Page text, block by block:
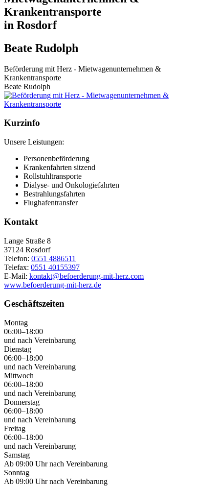
Krankentransporte
in Rosdorf
Beate Rudolph
Beförderung mit Herz - Mietwagenunternehmen &
Krankentransporte
Beate Rudolph
Kurzinfo
Unsere Leistungen:
Personenbeförderung
Krankenfahrten sitzend
Rollstuhltransporte
Dialyse- und Onkologiefahrten
Bestrahlungsfahrten
Flughafentransfer
Kontakt
Lange Straße 8
37124 Rosdorf
Telefon: 0551 4886511
Telefax: 0551 40155397
E-Mail: kontakt@befoerderung-mit-herz.com
www.befoerderung-mit-herz.de
Geschäftszeiten
Montag
06:00–18:00
und nach Vereinbarung
Dienstag
06:00–18:00
und nach Vereinbarung
Mittwoch
06:00–18:00
und nach Vereinbarung
Donnerstag
06:00–18:00
und nach Vereinbarung
Freitag
06:00–18:00
und nach Vereinbarung
Samstag
Ab 09:00 Uhr nach Vereinbarung
Sonntag
Ab 09:00 Uhr nach Vereinbarung